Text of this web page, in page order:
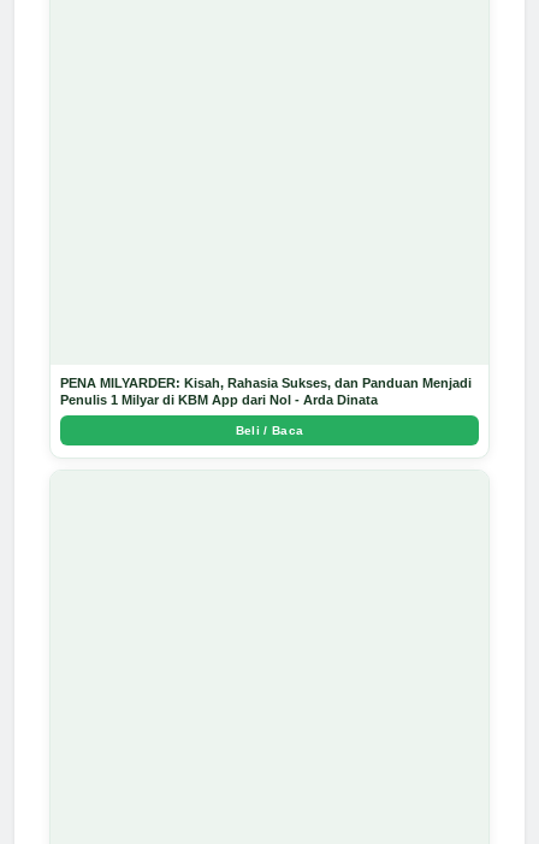
PENA MILYARDER: Kisah, Rahasia Sukses, dan Panduan Menjadi
Penulis 1 Milyar di KBM App dari Nol - Arda Dinata
Beli / Baca